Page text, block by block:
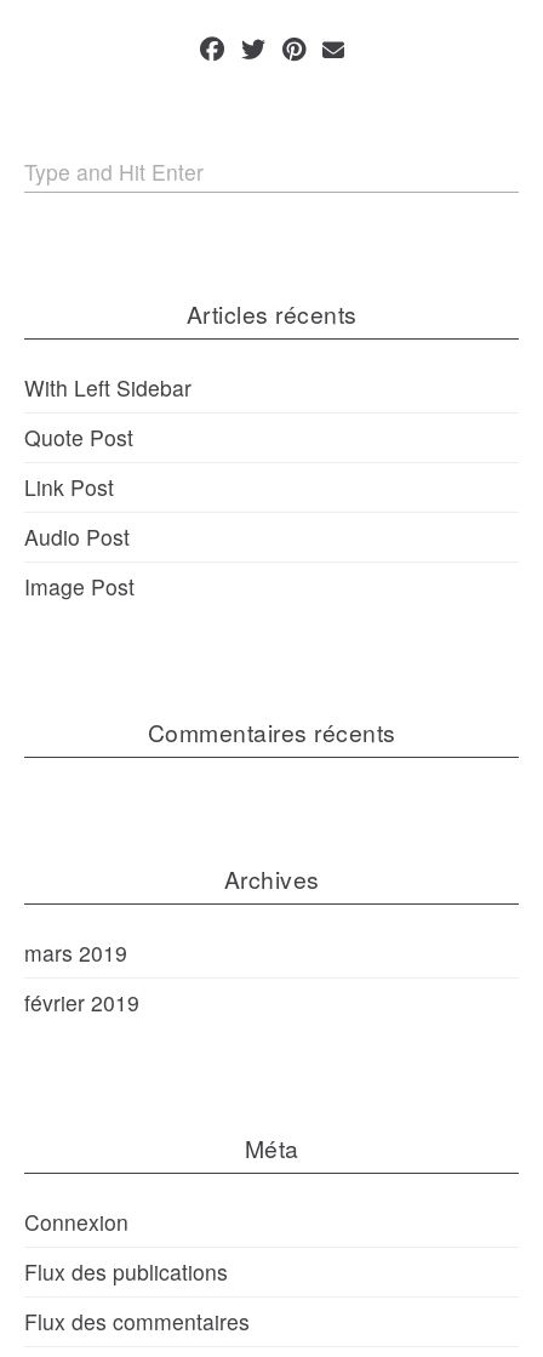
Articles récents
With Left Sidebar
Quote Post
Link Post
Audio Post
Image Post
Commentaires récents
Archives
mars 2019
février 2019
Méta
Connexion
Flux des publications
Flux des commentaires